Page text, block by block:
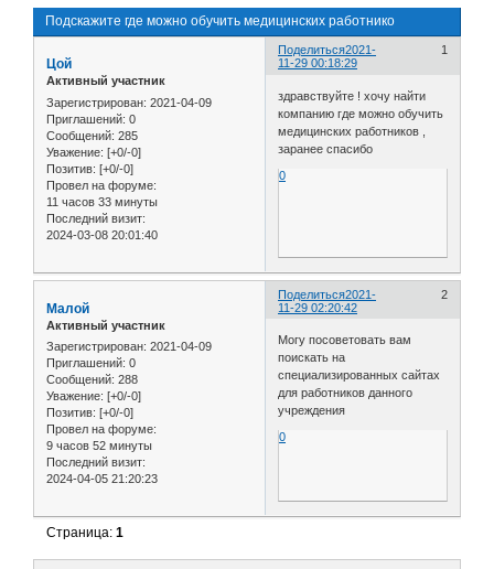
Подскажите где можно обучить медицинских работнико
Поделиться 1
2021-
11-29 00:18:29
Цой
Активный участник
Зарегистрирован: 2021-04-09
Приглашений: 0
Сообщений: 285
Уважение: [+0/-0]
Позитив: [+0/-0]
Провел на форуме:
11 часов 33 минуты
Последний визит:
2024-03-08 20:01:40
здравствуйте ! хочу найти
компанию где можно обучить
медицинских работников ,
заранее спасибо
0
Поделиться 2
2021-
11-29 02:20:42
Малой
Активный участник
Зарегистрирован: 2021-04-09
Приглашений: 0
Сообщений: 288
Уважение: [+0/-0]
Позитив: [+0/-0]
Провел на форуме:
9 часов 52 минуты
Последний визит:
2024-04-05 21:20:23
Могу посоветовать вам
поискать на
специализированных сайтах
для работников данного
учреждения
0
Страница:1